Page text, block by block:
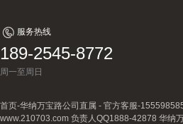
服务热线
189-2545-8772
周一至周日
首页-华纳万宝路公司直属 - 官方客服-
www.210703.com 负责人QQ1888-42878 华纳